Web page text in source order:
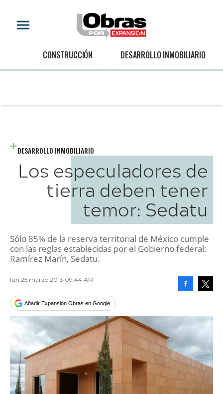
CONSTRUCCIÓN DESARROLLO INMOBILIARIO
DESARROLLO INMOBILIARIO
Los especuladores de
tierra deben tener
temor: Sedatu
Sólo 85% de la reserva territorial de México cumple
con las reglas establecidas por el Gobierno federal:
Ramírez Marín, Sedatu.
lun 25 marzo 2013 09:44 AM
Añadir Expansión Obras en Google